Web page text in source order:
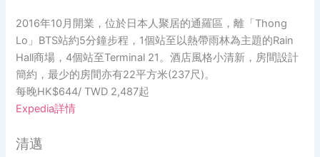
2016年10月開業，位於日本人聚居的通羅區，離「Thong
Lo」BTS站約5分鐘步程，1個站至以熱帶雨林為主題的Rain
Hall商場，4個站至Terminal 21。酒店風格小清新，房間設計
簡約，最少的房間亦有22平方米(237尺)。
每晚HK$644/ TWD 2,487起
Expedia詳情
清邁